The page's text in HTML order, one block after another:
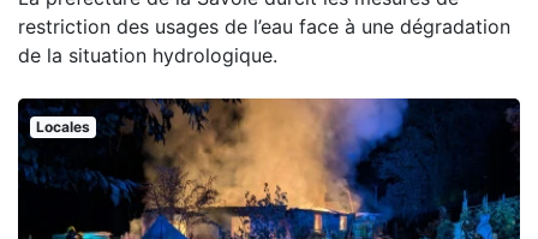
restriction des usages de l’eau face à une dégradation
de la situation hydrologique.
Locales